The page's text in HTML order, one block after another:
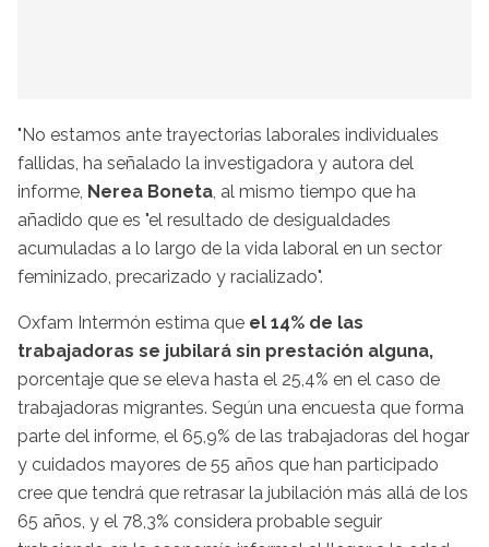
"No estamos ante trayectorias laborales individuales
fallidas, ha señalado la investigadora y autora del
informe, Nerea Boneta, al mismo tiempo que ha
añadido que es "el resultado de desigualdades
acumuladas a lo largo de la vida laboral en un sector
feminizado, precarizado y racializado".
Oxfam Intermón estima que el 14% de las
trabajadoras se jubilará sin prestación alguna,
porcentaje que se eleva hasta el 25,4% en el caso de
trabajadoras migrantes. Según una encuesta que forma
parte del informe, el 65,9% de las trabajadoras del hogar
y cuidados mayores de 55 años que han participado
cree que tendrá que retrasar la jubilación más allá de los
65 años, y el 78,3% considera probable seguir